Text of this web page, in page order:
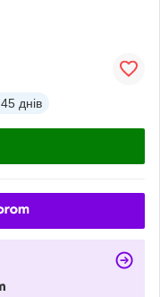
45 днів